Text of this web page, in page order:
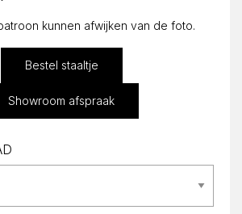
kunnen afwijken van de foto.
Bestel staaltje
Showroom afspraak